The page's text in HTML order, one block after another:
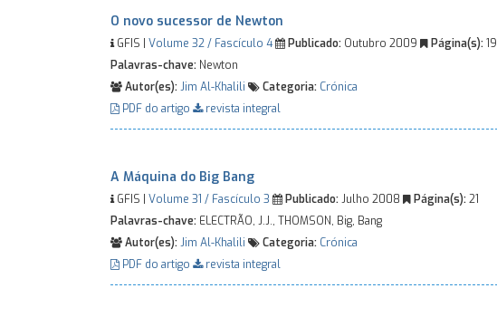
O novo sucessor de Newton
GFIS | Volume 32 / Fascículo 4 Publicado: Outubro 2009 Página(s):19
Palavras-chave: Newton
Autor(es):Jim Al-Khalili Categoria: Crónica
PDF do artigo
revista integral
A Máquina do Big Bang
GFIS | Volume 31 / Fascículo 3 Publicado:Julho 2008 Página(s):21
Palavras-chave: ELECTRÃO, J.J., THOMSON, Big, Bang
Autor(es):Jim Al-Khalili Categoria: Crónica
PDF do artigo
revista integral